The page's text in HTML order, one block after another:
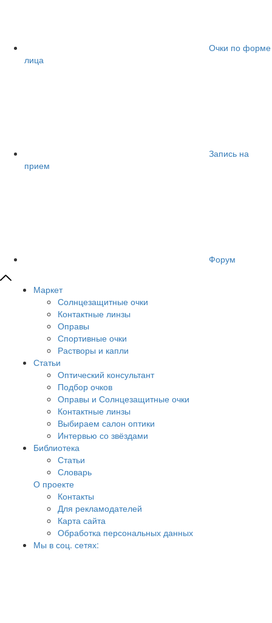
Очки по форме
лица
Запись на
прием
Форум
Маркет
Солнцезащитные очки
Контактные линзы
Оправы
Спортивные очки
Растворы и капли
Статьи
Оптический консультант
Подбор очков
Оправы и Солнцезащитные очки
Контактные линзы
Выбираем салон оптики
Интервью со звёздами
Библиотека
Статьи
Словарь
О проекте
Контакты
Для рекламодателей
Карта сайта
Обработка персональных данных
Мы в соц. сетях: